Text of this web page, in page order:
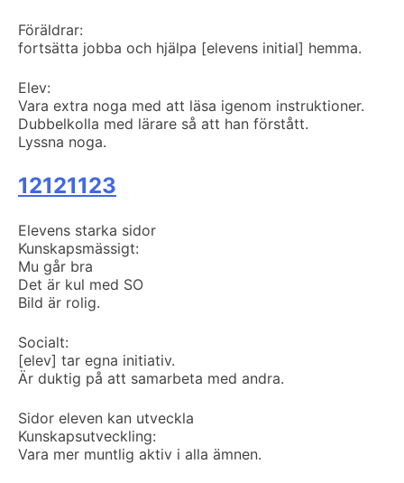
Föräldrar:
fortsätta jobba och hjälpa [elevens initial] hemma.
Elev:
Vara extra noga med att läsa igenom instruktioner.
Dubbelkolla med lärare så att han förstått.
Lyssna noga.
12121123
Elevens starka sidor
Kunskapsmässigt:
Mu går bra
Det är kul med SO
Bild är rolig.
Socialt:
[elev] tar egna initiativ.
Är duktig på att samarbeta med andra.
Sidor eleven kan utveckla
Kunskapsutveckling:
Vara mer muntlig aktiv i alla ämnen.